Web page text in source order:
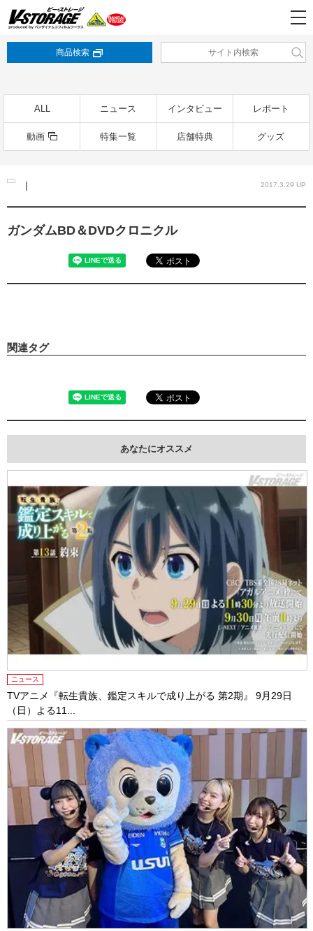
商品検索
ALL ニュース インタビュー レポート
動画 特集一覧 店舗特典 グッズ
| 2017.3.29 UP
ガンダムBD＆DVDクロニクル
関連タグ
あなたにオススメ
ニュース
TVアニメ『転生貴族、鑑定スキルで成り上がる 第2期』 9月29日
（日）よる11...